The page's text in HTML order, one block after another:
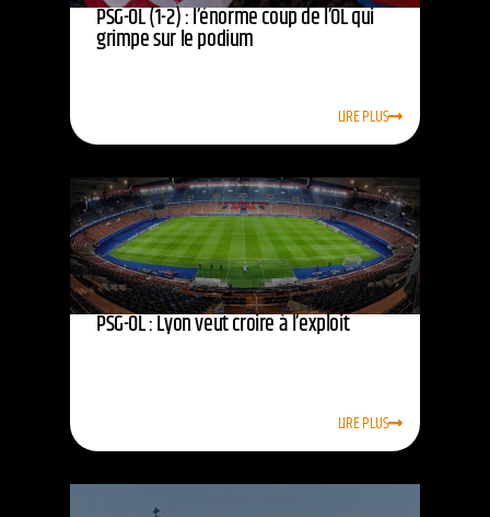
PSG-OL (1-2) : l’énorme coup de l’OL qui
grimpe sur le podium
LIRE PLUS
PSG-OL : Lyon veut croire à l’exploit
LIRE PLUS